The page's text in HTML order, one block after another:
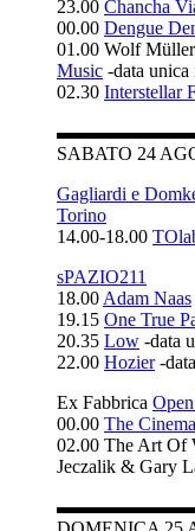
23.00 Chancha
00.00 Dengue
01.00 Wolf
Music -data unica
02.30 Interstellar
SABATO 24
Gagliardi e
Torino
14.00-18.00
sPAZIO211
18.00 Adam Naas
19.15 One True
20.35 Low -data
22.00 Hozier-
Ex Fabbrica
00.00 The
02.00 The Art Of
Jeczalik & Gary